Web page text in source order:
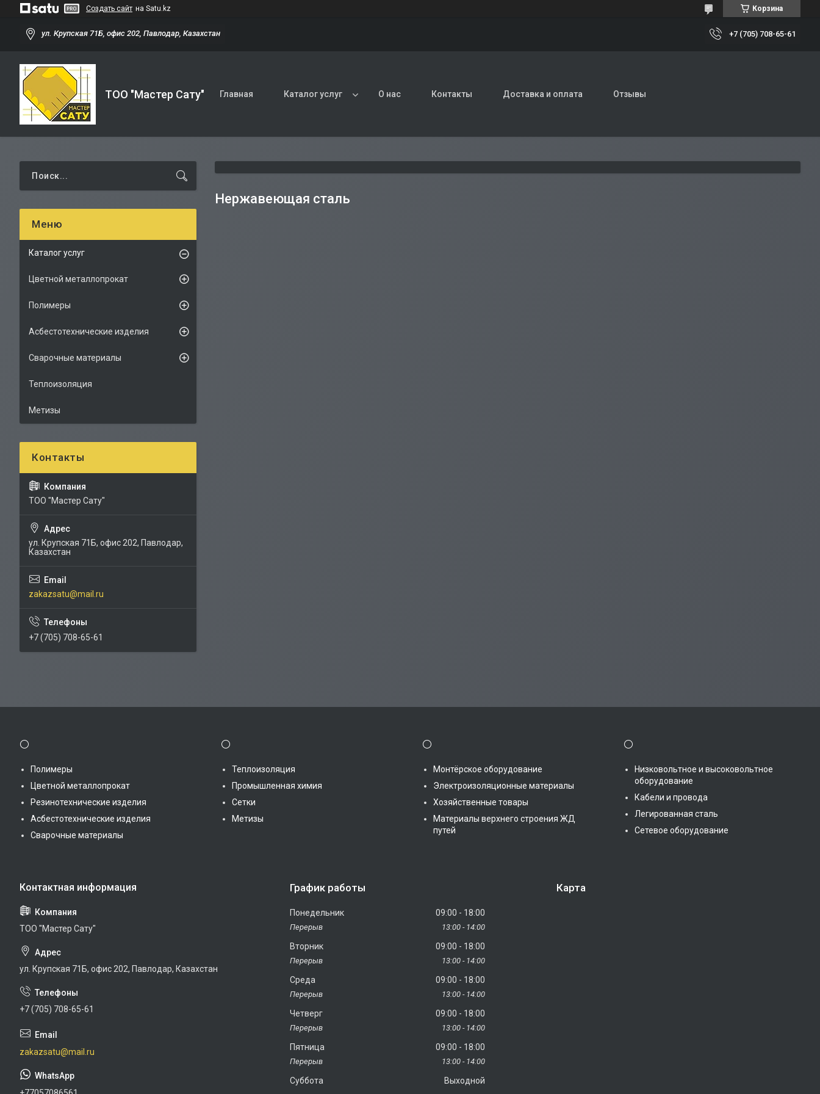
Создать сайт на Satu.kz Корзина
ул. Крупская 71Б, офис 202, Павлодар, Казахстан +7 (705) 708-65-61
ТОО "Мастер Сату" Главная Каталог услуг О нас Контакты Доставка и оплата Отзывы
Нержавеющая сталь
Каталог услуг
Цветной металлопрокат
Полимеры
Асбестотехнические изделия
Сварочные материалы
Теплоизоляция
Метизы
ТОО "Мастер Сату"
ул. Крупская 71Б, офис 202, Павлодар,
Казахстан
zakazsatu@mail.ru
+7 (705) 708-65-61
⚪
Полимеры
Цветной металлопрокат
Резинотехнические изделия
Асбестотехнические изделия
Сварочные материалы
⚪
Теплоизоляция
Промышленная химия
Сетки
Метизы
⚪
Монтёрское оборудование
Электроизоляционные материалы
Хозяйственные товары
Материалы верхнего строения ЖД
путей
⚪
Низковольтное и высоковольтное
оборудование
Кабели и провода
Легированная сталь
Сетевое оборудование
ТОО "Мастер Сату"
ул. Крупская 71Б, офис 202, Павлодар, Казахстан
+7 (705) 708-65-61
zakazsatu@mail.ru
График работы
Понедельник 09:00 18:00
13:00 14:00
Вторник 09:00 18:00
13:00 14:00
Среда 09:00 18:00
13:00 14:00
Четверг 09:00 18:00
13:00 14:00
Пятница 09:00 18:00
13:00 14:00
Суббота Выходной
Карта